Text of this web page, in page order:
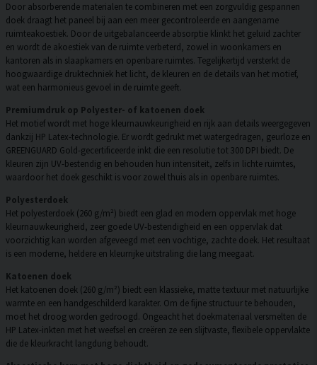
Door absorberende materialen te combineren met een zorgvuldig gespannen
doek draagt het paneel bij aan een meer gecontroleerde en aangename
ruimteakoestiek. Door de uitgebalanceerde absorptie klinkt het geluid zachter
en wordt de akoestiek van de ruimte verbeterd, zowel in woonkamers en
kantoren als in slaapkamers en openbare ruimtes. Tegelijkertijd versterkt de
hoogwaardige druktechniek het licht, de kleuren en de details van het motief,
wat een harmonieus gevoel in de ruimte geeft.
Premiumdruk op Polyester- of katoenen doek
Het motief wordt met hoge kleurnauwkeurigheid en rijk aan details weergegeven
dankzij HP Latex-technologie. Er wordt gedrukt met watergedragen, geurloze en
GREENGUARD Gold-gecertificeerde inkt die een resolutie tot 300 DPI biedt. De
kleuren zijn UV-bestendig en behouden hun intensiteit, zelfs in lichte ruimtes,
waardoor het doek geschikt is voor zowel thuis als in openbare ruimtes.
Polyesterdoek
Het polyesterdoek (260 g/m²) biedt een glad en modern oppervlak met hoge
kleurnauwkeurigheid, zeer goede UV-bestendigheid en een oppervlak dat
voorzichtig kan worden afgeveegd met een vochtige, zachte doek. Het resultaat
is een moderne, heldere en kleurrijke uitstraling die lang meegaat.
Katoenen doek
Het katoenen doek (260 g/m²) biedt een klassieke, matte textuur met natuurlijke
warmte en een handgeschilderd karakter. Om de fijne structuur te behouden,
moet het droog worden gedroogd. Ongeacht het doekmateriaal versmelten de
HP Latex-inkten met het weefsel en creëren ze een slijtvaste, flexibele oppervlakte
die de kleurkracht langdurig behoudt.